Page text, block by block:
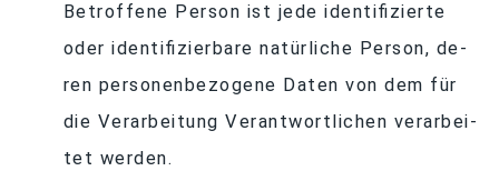
Be­trof­fene Per­son ist jede iden­ti­fi­zierte
oder iden­ti­fi­zier­bare na­tür­li­che Per­son, de­
ren per­so­nen­be­zo­gene Da­ten von dem für
die Ver­ar­bei­tung Ver­ant­wort­li­chen ver­ar­bei­
tet werden.